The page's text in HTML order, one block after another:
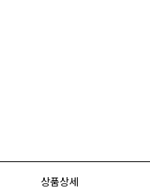
상품상세